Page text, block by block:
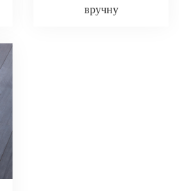
вручну